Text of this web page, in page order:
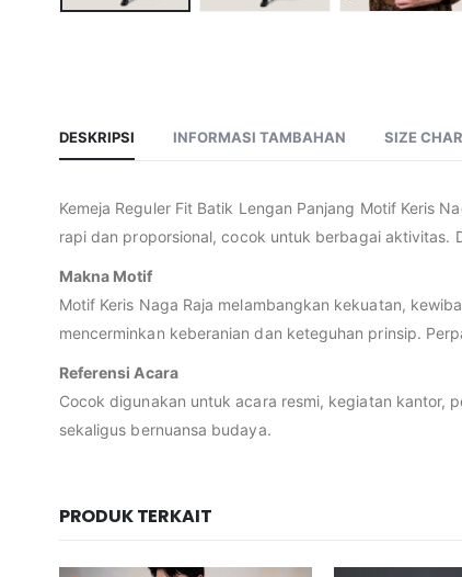
DESKRIPSI INFORMASI TAMBAHAN SIZE
Kemeja Reguler Fit Batik Lengan Panjang Motif Keris
rapi dan proporsional, cocok untuk berbagai aktivitas.
Makna Motif
Motif Keris Naga Raja melambangkan kekuatan,
mencerminkan keberanian dan keteguhan prinsip.
Referensi Acara
Cocok digunakan untuk acara resmi, kegiatan kantor,
sekaligus bernuansa budaya.
PRODUK TERKAIT